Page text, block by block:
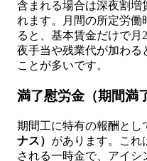
含まれる場合は深夜割増
れます。月間の所定労働
ると、基本賃金だけで月
夜手当や残業代が加わる
ことが多いです。
満了慰労金（期間満
期間工に特有の報酬とし
ナス） があります。これ
される一時金で、アイシ